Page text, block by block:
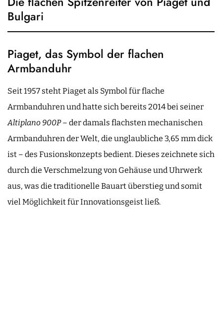
Bulgari
Piaget, das Symbol der flachen
Armbanduhr
Seit 1957 steht Piaget als Symbol für flache
Armbanduhren und hatte sich bereits 2014 bei seiner
Altiplano 900P– der damals flachsten mechanischen
Armbanduhren der Welt, die unglaubliche 3,65 mm dick
ist – des Fusionskonzepts bedient. Dieses zeichnete sich
durch die Verschmelzung von Gehäuse und Uhrwerk
aus, was die traditionelle Bauart überstieg und somit
viel Möglichkeit für Innovationsgeist ließ.